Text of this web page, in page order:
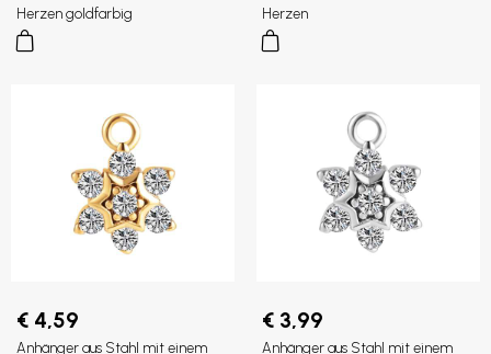
Herzen goldfarbig
Herzen
€ 4,59
Anhänger aus Stahl mit einem
€ 3,99
Anhänger aus Stahl mit einem